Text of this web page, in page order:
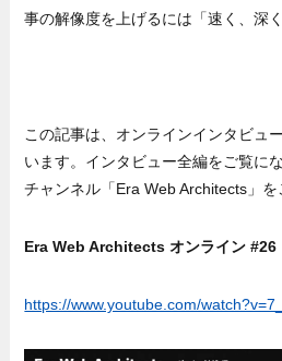
事の解像度を上げるには「速く、深
この記事は、オンラインインタビュ
います。インタビュー全編をご覧に
チャンネル「Era Web Architects」を
Era Web Architects オンライン #26
https://www.youtube.com/